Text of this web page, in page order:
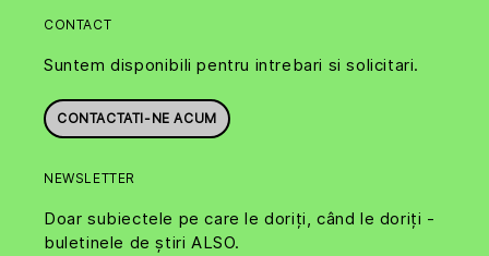
CONTACT
Suntem disponibili pentru intrebari si solicitari.
CONTACTATI-NE ACUM
NEWSLETTER
Doar subiectele pe care le doriți, când le doriți -
buletinele de știri ALSO.